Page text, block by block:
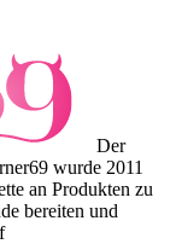
Der
wurde 2011
an Produkten zu
bereiten und